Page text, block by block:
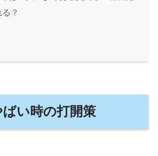
？
い時の打開策